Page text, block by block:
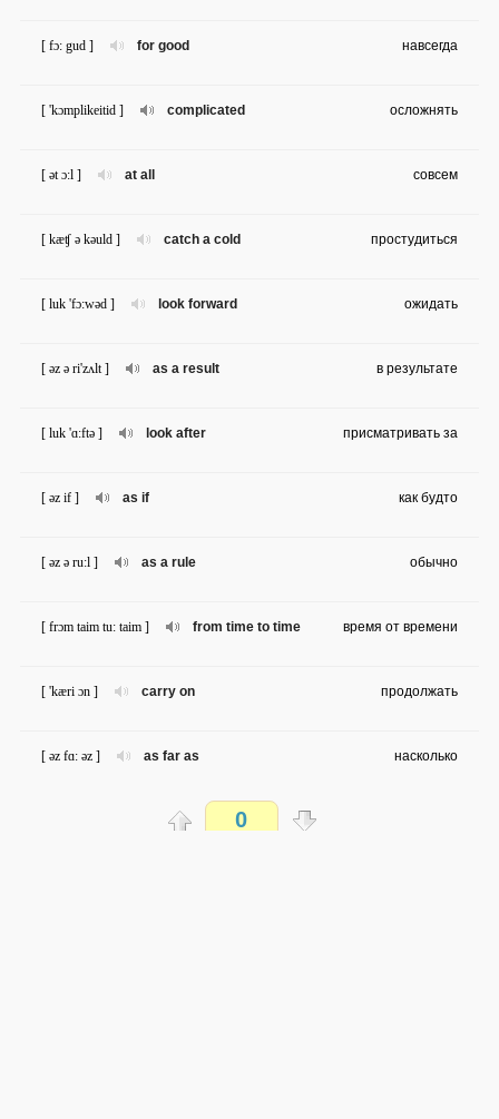
for good
[ fɔ: gud ] навсегда
complicated
[ 'kɔmplikeitid ] осложнять
at all
[ ət ɔ:l ] совсем
catch a cold
[ kæʧ ə kəuld ] простудиться
look forward
[ luk 'fɔ:wəd ] ожидать
as a result
[ əz ə ri'zʌlt ] в результате
look after
[ luk 'ɑ:ftə ] присматривать за
as if
[ əz if ] как будто
as a rule
[ əz ə ru:l ] обычно
from time to time
[ frɔm taim tu: taim ] время от времени
carry on
[ 'kæri ɔn ] продолжать
as far as
[ əz fɑ: əz ] насколько
knock down 0